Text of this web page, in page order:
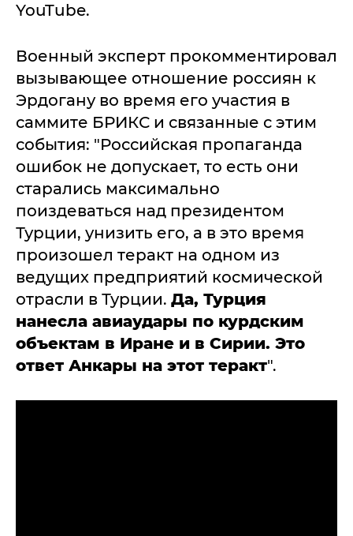
YouTube.
Военный эксперт прокомментировал
вызывающее отношение россиян к
Эрдогану во время его участия в
саммите БРИКС и связанные с этим
события: "Российская пропаганда
ошибок не допускает, то есть они
старались максимально
поиздеваться над президентом
Турции, унизить его, а в это время
произошел теракт на одном из
ведущих предприятий космической
отрасли в Турции. Да, Турция
нанесла авиаудары по курдским
объектам в Иране и в Сирии. Это
ответ Анкары на этот теракт".